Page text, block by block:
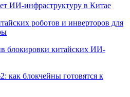
ИИ-инфраструктуру в Китае
роботов и инверторов для
блокировки китайских ИИ-
как блокчейны готовятся к